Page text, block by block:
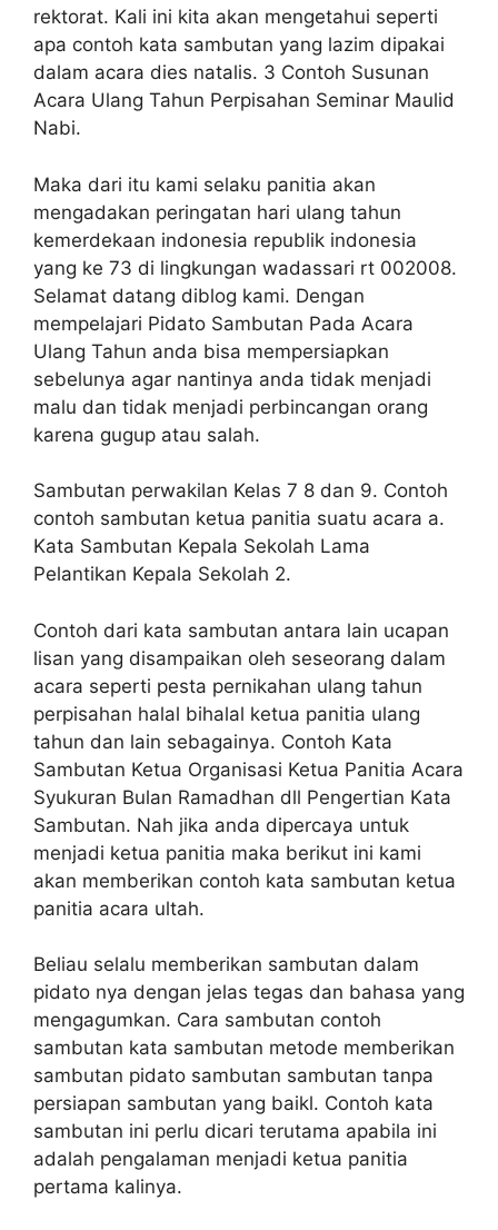
rektorat. Kali ini kita akan mengetahui seperti
apa contoh kata sambutan yang lazim dipakai
dalam acara dies natalis. 3 Contoh Susunan
Acara Ulang Tahun Perpisahan Seminar Maulid
Nabi.
Maka dari itu kami selaku panitia akan
mengadakan peringatan hari ulang tahun
kemerdekaan indonesia republik indonesia
yang ke 73 di lingkungan wadassari rt 002008.
Selamat datang diblog kami. Dengan
mempelajari Pidato Sambutan Pada Acara
Ulang Tahun anda bisa mempersiapkan
sebelunya agar nantinya anda tidak menjadi
malu dan tidak menjadi perbincangan orang
karena gugup atau salah.
Sambutan perwakilan Kelas 7 8 dan 9. Contoh
contoh sambutan ketua panitia suatu acara a.
Kata Sambutan Kepala Sekolah Lama
Pelantikan Kepala Sekolah 2.
Contoh dari kata sambutan antara lain ucapan
lisan yang disampaikan oleh seseorang dalam
acara seperti pesta pernikahan ulang tahun
perpisahan halal bihalal ketua panitia ulang
tahun dan lain sebagainya. Contoh Kata
Sambutan Ketua Organisasi Ketua Panitia Acara
Syukuran Bulan Ramadhan dll Pengertian Kata
Sambutan. Nah jika anda dipercaya untuk
menjadi ketua panitia maka berikut ini kami
akan memberikan contoh kata sambutan ketua
panitia acara ultah.
Beliau selalu memberikan sambutan dalam
pidato nya dengan jelas tegas dan bahasa yang
mengagumkan. Cara sambutan contoh
sambutan kata sambutan metode memberikan
sambutan pidato sambutan sambutan tanpa
persiapan sambutan yang baikl. Contoh kata
sambutan ini perlu dicari terutama apabila ini
adalah pengalaman menjadi ketua panitia
pertama kalinya.